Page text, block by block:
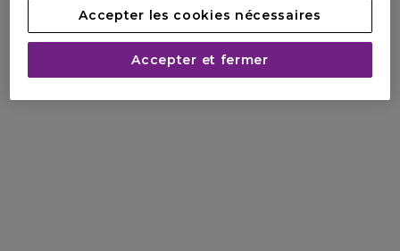
Accepter les cookies nécessaires
Accepter et fermer